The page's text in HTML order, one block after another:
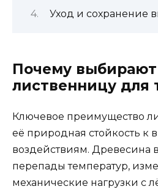
Уход и сохранение
Почему выбирают
лиственницу для
Ключевое преимущество
её природная стойкость к
воздействиям. Древесина
перепады температур,
механические нагрузки с